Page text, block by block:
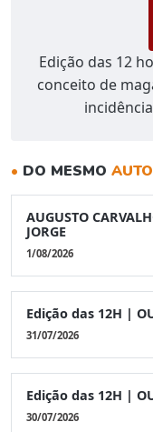
Edição das 12
conceito de
• DO MESMO
AUGUSTO
JORGE
1/08/2026
Edição das 12H |
31/07/2026
Edição das 12H |
30/07/2026